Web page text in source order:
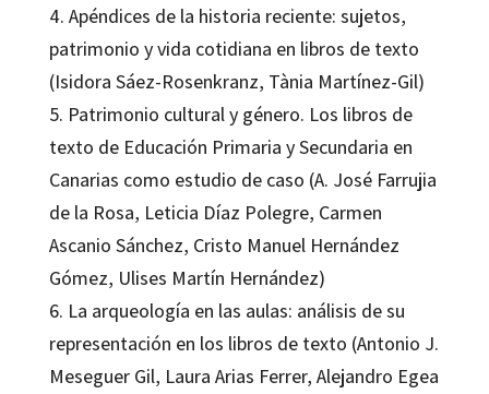
4. Apéndices de la historia reciente: sujetos,
patrimonio y vida cotidiana en libros de texto
(Isidora Sáez-Rosenkranz, Tània Martínez-Gil)
5. Patrimonio cultural y género. Los libros de
texto de Educación Primaria y Secundaria en
Canarias como estudio de caso (A. José Farrujia
de la Rosa, Leticia Díaz Polegre, Carmen
Ascanio Sánchez, Cristo Manuel Hernández
Gómez, Ulises Martín Hernández)
6. La arqueología en las aulas: análisis de su
representación en los libros de texto (Antonio J.
Meseguer Gil, Laura Arias Ferrer, Alejandro Egea